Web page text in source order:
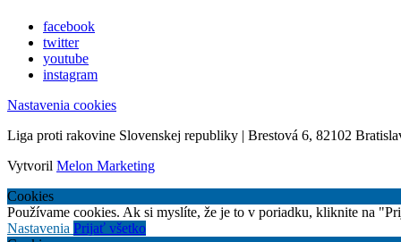
facebook
twitter
youtube
instagram
Nastavenia cookies
Liga proti rakovine Slovenskej republiky | Brestová 6, 82102
Vytvoril Melon Marketing
Cookies
Používame cookies. Ak si myslíte, že je to v poriadku, kliknite na
Nastavenia Prijať všetko